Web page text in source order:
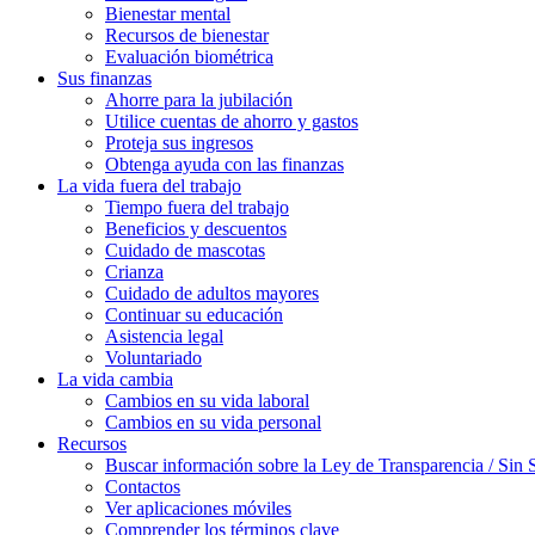
Bienestar mental
Recursos de bienestar
Evaluación biométrica
Sus finanzas
Ahorre para la jubilación
Utilice cuentas de ahorro y gastos
Proteja sus ingresos
Obtenga ayuda con las finanzas
La vida fuera del trabajo
Tiempo fuera del trabajo
Beneficios y descuentos
Cuidado de mascotas
Crianza
Cuidado de adultos mayores
Continuar su educación
Asistencia legal
Voluntariado
La vida cambia
Cambios en su vida laboral
Cambios en su vida personal
Recursos
Buscar información sobre la Ley de Transparencia / Sin
Contactos
Ver aplicaciones móviles
Comprender los términos clave